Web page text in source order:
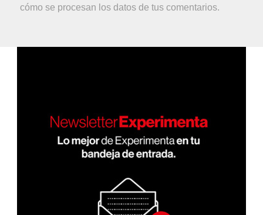
cómo se procesan los datos de tus comentarios.